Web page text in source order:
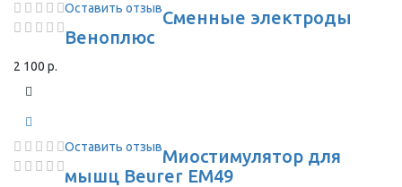
Оставить отзывСменные электроды
Веноплюс
2 100 р.
Оставить отзывМиостимулятор для
мышц Beurer EM49